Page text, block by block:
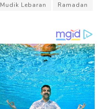
Mudik Lebaran Ramadan